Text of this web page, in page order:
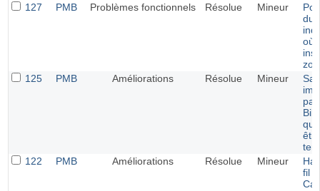
127
PMB Problèmes fonctionnels Résolue Mineur
du
où
125
PMB Améliorations Résolue Mineur
122
PMB Améliorations Résolue Mineur
fil